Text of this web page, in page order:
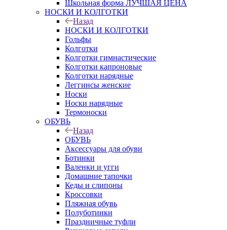
Школьная форма ЛУЧШАЯ ЦЕНА
НОСКИ И КОЛГОТКИ
Назад
НОСКИ И КОЛГОТКИ
Гольфы
Колготки
Колготки гимнастические
Колготки капроновые
Колготки нарядные
Леггинсы женские
Носки
Носки нарядные
Термоноски
ОБУВЬ
Назад
ОБУВЬ
Аксессуары для обуви
Ботинки
Валенки и угги
Домашние тапочки
Кеды и слипоны
Кроссовки
Пляжная обувь
Полуботинки
Праздничные туфли